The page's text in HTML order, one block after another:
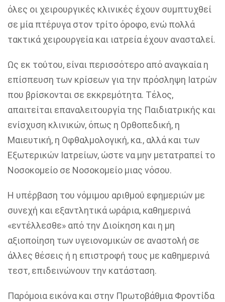
όλες οι χειρουργικές κλινικές έχουν συμπτυχθεί
σε μία πτέρυγα στον τρίτο όροφο, ενώ πολλά
τακτικά χειρουργεία και ιατρεία έχουν ανασταλεί.
Ως εκ τούτου, είναι περισσότερο από αναγκαία η
επίσπευση των κρίσεων για την πρόσληψη Ιατρών
που βρίσκονται σε εκκρεμότητα. Τέλος,
απαιτείται επαναλειτουργία της Παιδιατρικής και
ενίσχυση κλινικών, όπως η Ορθοπεδική, η
Μαιευτική, η Οφθαλμολογική, κα., αλλά και των
Εξωτερικών Ιατρείων, ώστε να μην μετατραπεί το
Νοσοκομείο σε Νοσοκομείο μιας νόσου.
Η υπέρβαση του νόμιμου αριθμού εφημεριών με
συνεχή και εξαντλητικά ωράρια, καθημερινά
«εντέλλεσθε» από την Διοίκηση και η μη
αξιοποίηση των υγειονομικών σε αναστολή σε
άλλες θέσεις ή η επιστροφή τους με καθημερινά
τεστ, επιδεινώνουν την κατάσταση.
Παρόμοια εικόνα και στην Πρωτοβάθμια Φροντίδα